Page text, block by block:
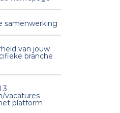
samenwerking
van jouw
branche
3
vacatures
platform